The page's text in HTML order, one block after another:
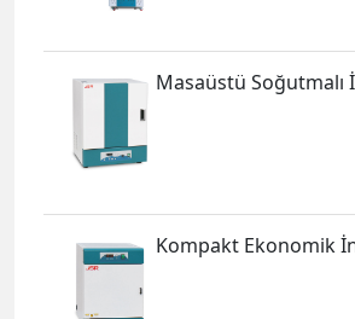
Masaüstü
Kompakt Ekonomik